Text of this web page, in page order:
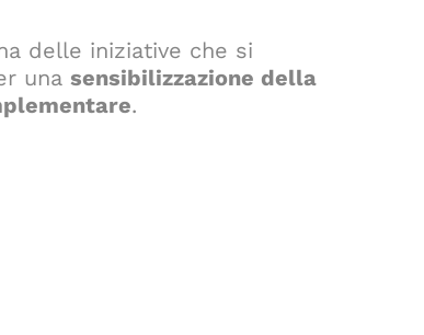
delle iniziative che si
una sensibilizzazione della
.